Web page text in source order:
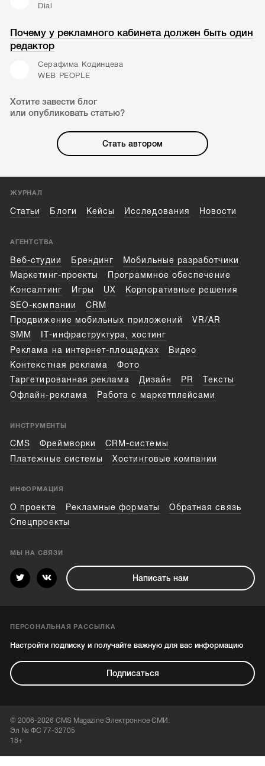
Dial
Почему у рекламного кабинета должен быть один
редактор
Серафима Кодинцева
WEB PEOPLE
Хотите завести блог
или опубликовать статью?
Стать автором
ЖУРНАЛ
Статьи Блоги Кейсы Исследования Новости
АГЕНТСТВА
Веб-студии Брендинг
Мобильные разработчики
Маркетинг-проекты
Программное обеспечение
Консалтинг
Игры UX
Корпоративные решения
SEO-компании
CRM
Продвижение мобильных приложений
VR/AR
SMM
IT-инфраструктура, хостинг
Реклама на интернет-площадках
Видео
Контекстная реклама
Фото
Таргетированная реклама
Дизайн PR
Тексты
Офлайн-реклама
Работа с маркетплейсами
ИНСТРУМЕНТЫ
CMS Фреймворки
CRM-системы
Платежные системы
Хостинговые компании
ИНФОРМАЦИЯ
О проекте Рекламные форматы
Обратная связь
Спецпроекты
МЫ НА СВЯЗИ
Написать нам
ПЕРСОНАЛЬНАЯ РАССЫЛКА
Настройти подписку и получайте важную для вас информацию
Подписаться
© 2006-2026 CMS Magazine Электронное СМИ.
Эл № ФС 77-32705
18+